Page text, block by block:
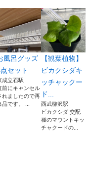
風呂グッズ
セット
成立石駅
前にキャンセル
れましたので再
品です。 ...
【観葉植物】
ビカクシダキ
ッチャックー
ド...
西武柳沢駅
ビカクシダ 交配
種のマウントキッ
チャクードの...